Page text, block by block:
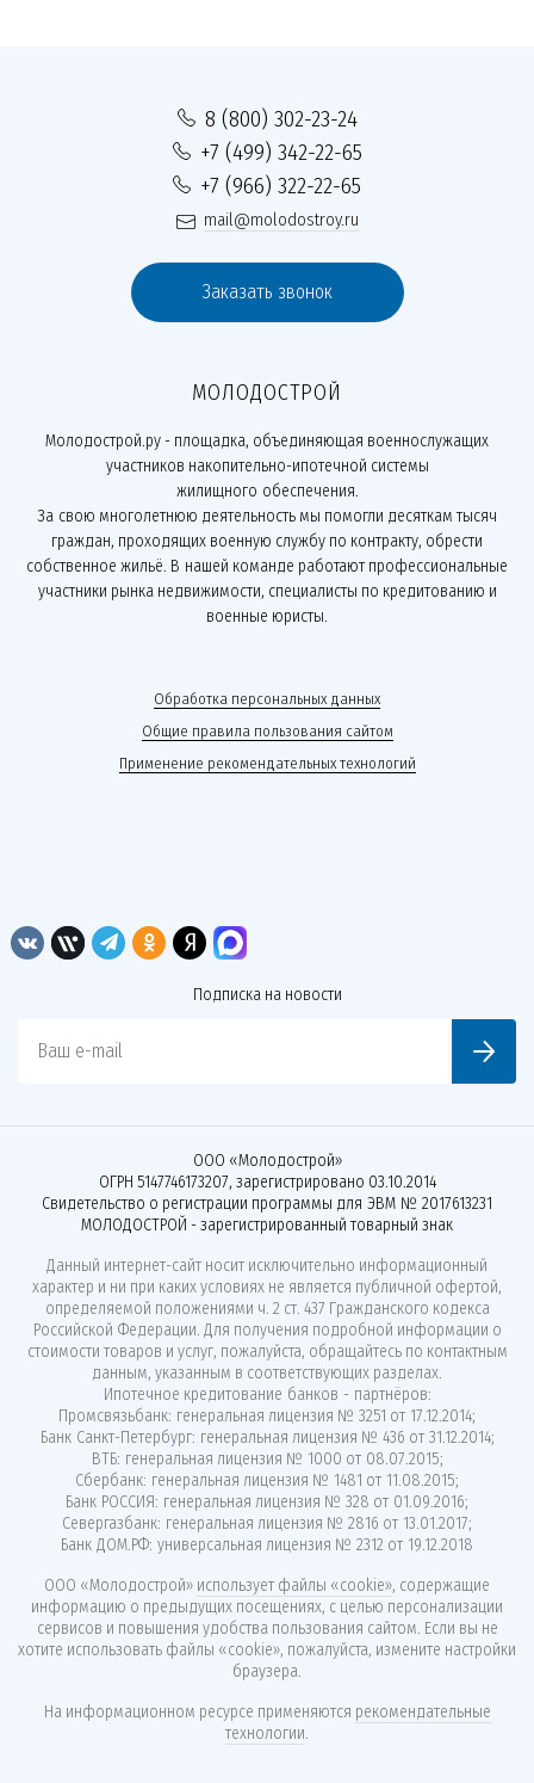
8 (800) 302-23-24
+7 (499) 342-22-65
+7 (966) 322-22-65
mail@molodostroy.ru
Заказать звонок
МОЛОДОСТРОЙ
Молодострой.ру - площадка, объединяющая военнослужащих
участников накопительно-ипотечной системы
жилищного обеспечения.
За свою многолетнюю деятельность мы помогли десяткам тысяч
граждан, проходящих военную службу по контракту, обрести
собственное жильё. В нашей команде работают профессиональные
участники рынка недвижимости, специалисты по кредитованию и
военные юристы.
Обработка персональных данных
Общие правила пользования сайтом
Применение рекомендательных технологий
Подписка на новости
Ваш e-mail
ООО «Молодострой»
ОГРН 5147746173207, зарегистрировано 03.10.2014
Свидетельство о регистрации программы для ЭВМ № 2017613231
МОЛОДОСТРОЙ - зарегистрированный товарный знак
Данный интернет-сайт носит исключительно информационный
характер и ни при каких условиях не является публичной офертой,
определяемой положениями ч. 2 ст. 437 Гражданского кодекса
Российской Федерации. Для получения подробной информации о
стоимости товаров и услуг, пожалуйста, обращайтесь по контактным
данным, указанным в соответствующих разделах.
Ипотечное кредитование банков - партнёров:
Промсвязьбанк: генеральная лицензия № 3251 от 17.12.2014;
Банк Санкт-Петербург: генеральная лицензия № 436 от 31.12.2014;
ВТБ: генеральная лицензия № 1000 от 08.07.2015;
Сбербанк: генеральная лицензия № 1481 от 11.08.2015;
Банк РОССИЯ: генеральная лицензия № 328 от 01.09.2016;
Севергазбанк: генеральная лицензия № 2816 от 13.01.2017;
Банк ДОМ.РФ: универсальная лицензия № 2312 от 19.12.2018
ООО «Молодострой» использует файлы «cookie», содержащие
информацию о предыдущих посещениях, с целью персонализации
сервисов и повышения удобства пользования сайтом. Если вы не
хотите использовать файлы «cookie», пожалуйста, измените настройки
браузера.
На информационном ресурсе применяются рекомендательные
технологии.